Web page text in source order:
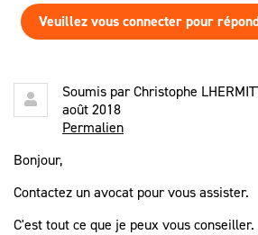
Veuillez vous connecter pour
Soumis parChristophe
août 2018
Permalien
Bonjour,
Contactez un avocat pour vous assister.
C'est tout ce que je peux vous conseiller.